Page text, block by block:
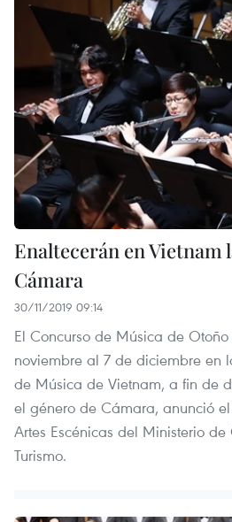
Enaltecerán en Vietnam
Cámara
30/11/2019 09:14
El Concurso de Música de
noviembre al 7 de diciembre en
de Música de Vietnam, a fin de
el género de Cámara, anunció
Artes Escénicas del Ministerio
Turismo.